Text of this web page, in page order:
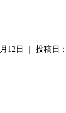
12日 投稿日：